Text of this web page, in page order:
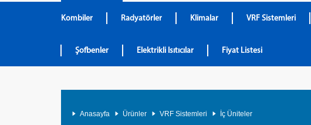
Kombiler Radyatörler Klimalar VRF Sistemleri
Şofbenler Elektrikli Isıtıcılar Fiyat Listesi
Anasayfa Ürünler VRF Sistemleri İç Üniteler